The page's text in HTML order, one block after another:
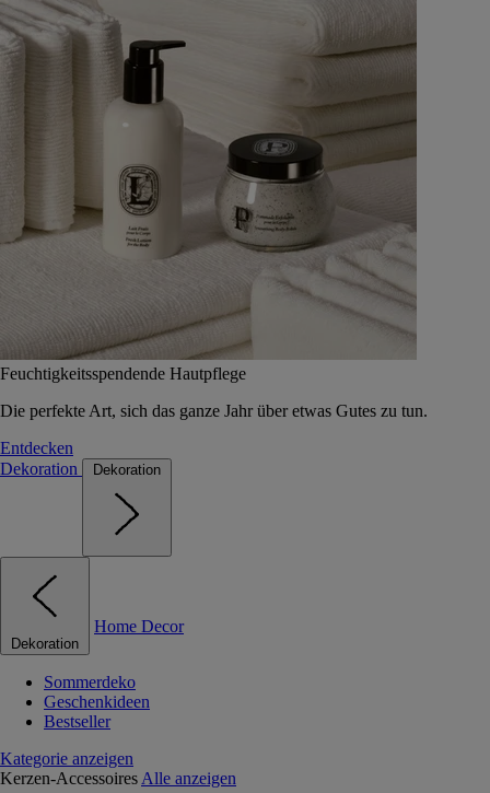
Feuchtigkeitsspendende Hautpflege
Die perfekte Art, sich das ganze Jahr über etwas Gutes zu tun.
Entdecken
Dekoration
Dekoration
Dekoration
Home Decor
Sommerdeko
Geschenkideen
Bestseller
Kategorie anzeigen
Kerzen-Accessoires Alle anzeigen